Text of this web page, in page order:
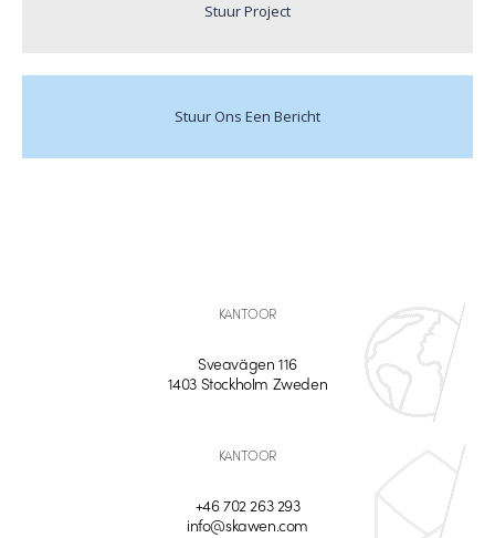
Stuur Project
Stuur Ons Een Bericht
KANTOOR
Sveavägen 116
1403 Stockholm Zweden
KANTOOR
+46 702 263 293
info@skawen.com